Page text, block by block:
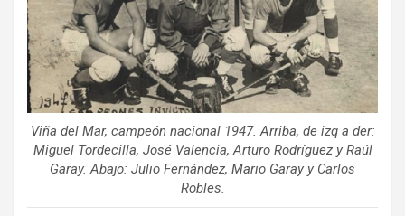
Viña del Mar, campeón nacional 1947. Arriba, de izq a der:
Miguel Tordecilla, José Valencia, Arturo Rodríguez y Raúl
Garay. Abajo: Julio Fernández, Mario Garay y Carlos
Robles.